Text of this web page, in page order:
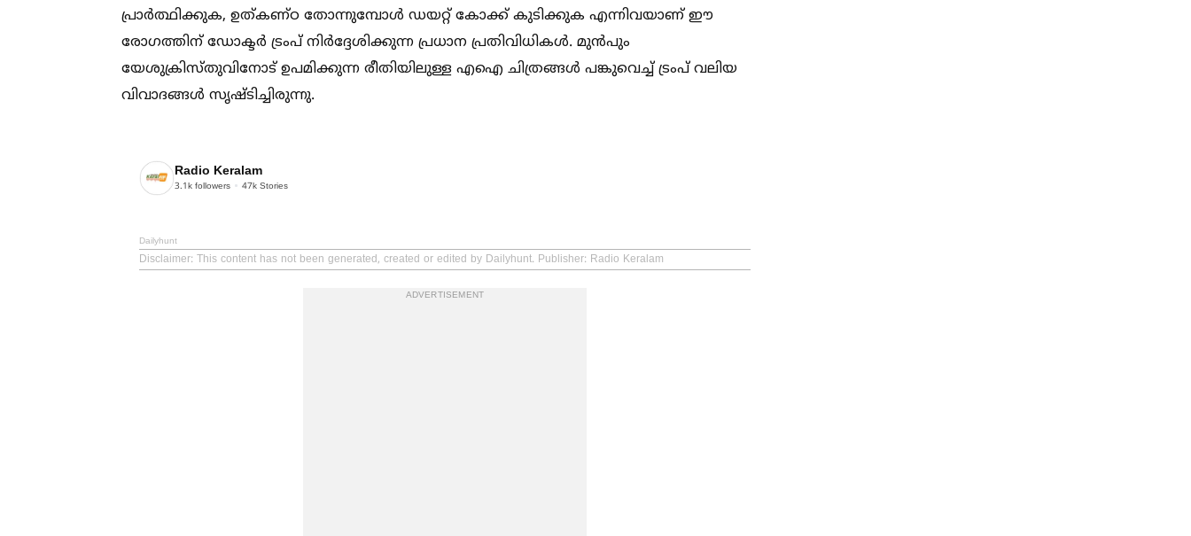
പ്രാർത്ഥിക്കുക, ഉത്കണ്ഠ തോന്നുമ്പോള്‍ ഡയറ്റ് കോക്ക് കുടിക്കുക എന്നിവയാണ് ഈ
രോഗത്തിന് ഡോക്ടർ ട്രംപ് നിർദ്ദേശിക്കുന്ന പ്രധാന പ്രതിവിധികള്‍. മുൻപും
യേശുക്രിസ്തുവിനോട് ഉപമിക്കുന്ന രീതിയിലുള്ള എഐ ചിത്രങ്ങള്‍ പങ്കുവെച്ച്‌ ട്രംപ് വലിയ
വിവാദങ്ങള്‍ സൃഷ്ടിച്ചിരുന്നു.
Radio Keralam
3.1k followers 47k Stories
Dailyhunt
Disclaimer: This content has not been generated, created or edited by Dailyhunt. Publisher: Radio Keralam
ADVERTISEMENT